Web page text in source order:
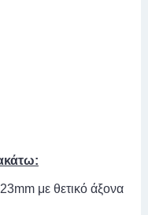
με θετικό άξονα